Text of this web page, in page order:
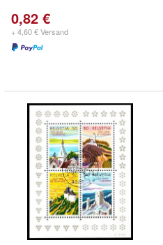
0,82 €
+ 4,60 € Versand